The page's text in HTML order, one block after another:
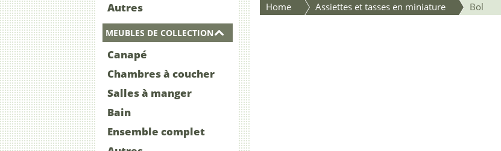
Autres
MEUBLES DE COLLECTION
Canapé
Chambres à coucher
Salles à manger
Bain
Ensemble complet
Home Assiettes et tasses en miniature Bol